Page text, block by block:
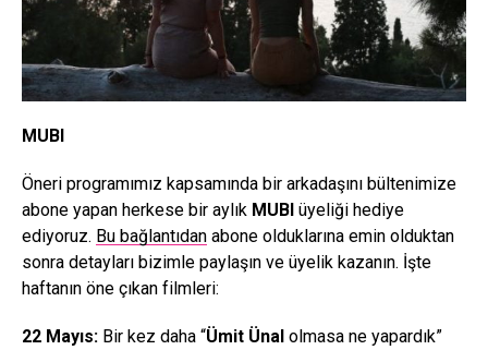
MUBI
Öneri programımız kapsamında bir arkadaşını bültenimize
abone yapan herkese bir aylık MUBI üyeliği hediye
ediyoruz. Bu bağlantıdan abone olduklarına emin olduktan
sonra detayları bizimle paylaşın ve üyelik kazanın. İşte
haftanın öne çıkan filmleri:
22 Mayıs: Bir kez daha “Ümit Ünal olmasa ne yapardık”